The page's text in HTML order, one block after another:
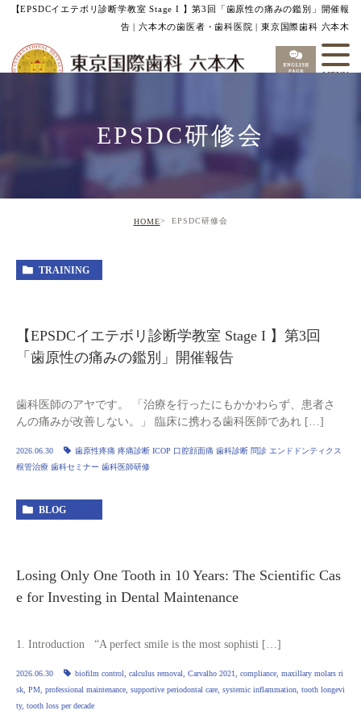
【EPSDCイエテボリ診断学教室 Stage I 】第3回「歯原性の痛みの鑑別」開催報
告 | 六本木の歯医者・歯科医院 | 東京国際歯科 六本木
EPSDC研修会
HOME EPSDC研修会
TRAINING
【EPSDCイエテボリ診断学教室 Stage I 】第3回
「歯原性の痛みの鑑別」開催報告
歯科医師のアヤです。 「治療を行ったにもかかわらず、患者さ
んの痛みが改善しない。」 臨床に携わる歯科医師であれ […]
2026.06.30
歯原性疼痛 疼痛診断 ICOP 口腔顔面痛 歯科診断 問診 エンドドンティクス
根管治療 歯科セミナー 歯科医師研修
BLOG
Losing Only One Tooth in 10 Years: The Scientific Cas
e for Investing in Dental Maintenance
1. Introduction “A perfect smile is the most sophisti […]
2026.06.30 biofilm control calculus removal Carvalho 2021 compliance maxillary molars ri
sk PM professional maintenance supportive periodontal care systemic inflammation tooth longevi
ty, tooth loss per decade